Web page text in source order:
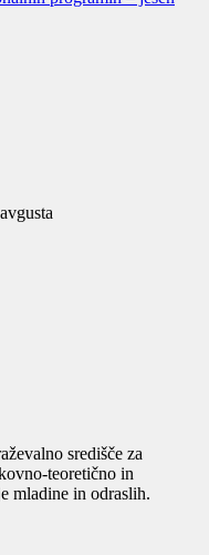
središče za
teoretično in
mladine in odraslih.